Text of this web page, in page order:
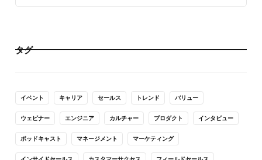
タグ
イベント キャリア セールス トレンド バリュー
ウェビナー エンジニア カルチャー プロダクト インタビュー
ポッドキャスト マネージメント マーケティング